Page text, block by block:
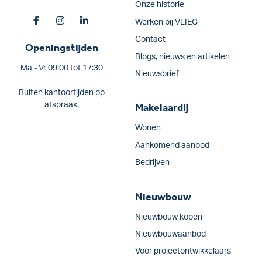
Openingstijden
Ma - Vr 09:00 tot 17:30
Buiten kantoortijden op
afspraak.
Onze historie
Werken bij VLIEG
Contact
Blogs, nieuws en artikelen
Nieuwsbrief
Makelaardij
Wonen
Aankomend aanbod
Bedrijven
Nieuwbouw
Nieuwbouw kopen
Nieuwbouwaanbod
Voor projectontwikkelaars